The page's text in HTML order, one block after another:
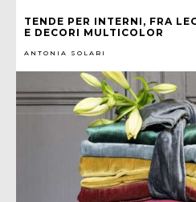
TENDE PER INTERNI, FRA
E DECORI MULTICOLOR
ANTONIA SOLARI